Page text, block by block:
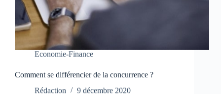
Economie-Finance
Comment se différencier de la concurrence ?
Rédaction
9 décembre 2020